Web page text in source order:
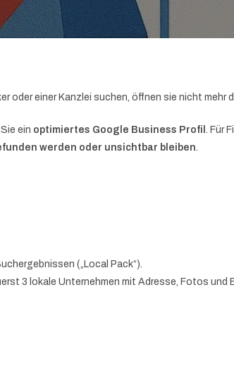
oder einer Kanzlei suchen, öffnen sie nicht mehr
ein optimiertes Google Business Profil . Für
werden oder unsichtbar bleiben.
(„Local Pack“).
3 lokale Unternehmen mit Adresse, Fotos und